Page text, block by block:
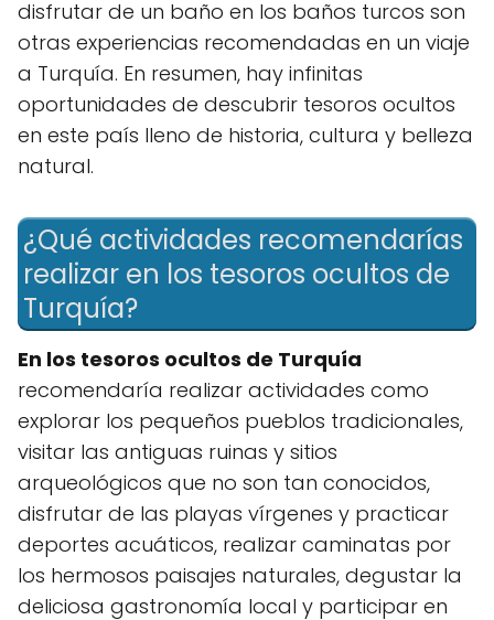
disfrutar de un baño en los baños turcos son
otras experiencias recomendadas en un viaje
a Turquía. En resumen, hay infinitas
oportunidades de descubrir tesoros ocultos
en este país lleno de historia, cultura y belleza
natural.
¿Qué actividades recomendarías
realizar en los tesoros ocultos de
Turquía?
En los tesoros ocultos de Turquía
recomendaría realizar actividades como
explorar los pequeños pueblos tradicionales,
visitar las antiguas ruinas y sitios
arqueológicos que no son tan conocidos,
disfrutar de las playas vírgenes y practicar
deportes acuáticos, realizar caminatas por
los hermosos paisajes naturales, degustar la
deliciosa gastronomía local y participar en